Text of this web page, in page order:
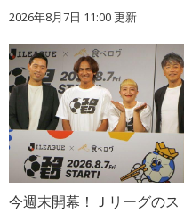
2026年8月7日 11:00更新
今週末開幕！Ｊリーグのス